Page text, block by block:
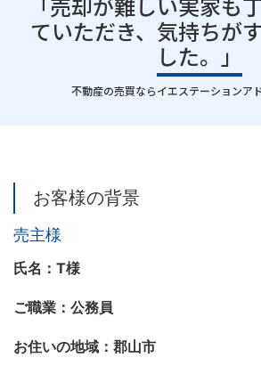
ていただき、気持ちが
した。」
｜
不動産の売買ならイエステーションア
お客様の背景
売主様
氏名：T様
ご職業：公務員
お住いの地域：郡山市